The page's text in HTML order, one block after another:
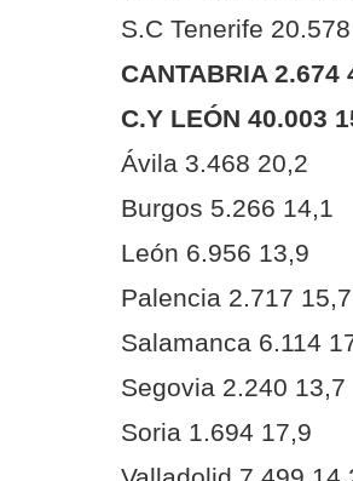
S.C Tenerife
CANTABRIA 2.674
C.Y LEÓN 40.003
Ávila 3.468 20,2
Burgos 5.266 14,1
León 6.956 13,9
Palencia 2.717 15,7
Salamanca 6.114
Segovia 2.240 13,7
Soria 1.694 17,9